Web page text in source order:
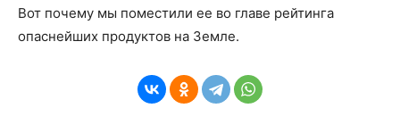
Вот почему мы поместили ее во главе рейтинга
опаснейших продуктов на Земле.